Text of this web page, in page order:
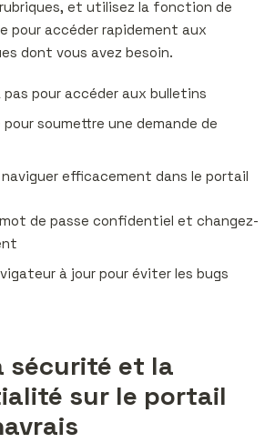
et utilisez la fonction de
pour accéder rapidement aux
dont vous avez besoin.
pas pour accéder aux bulletins
soumettre une demande de
naviguer efficacement dans le portail
de passe confidentiel et changez-
à jour pour éviter les bugs
sécurité et la
sur le portail